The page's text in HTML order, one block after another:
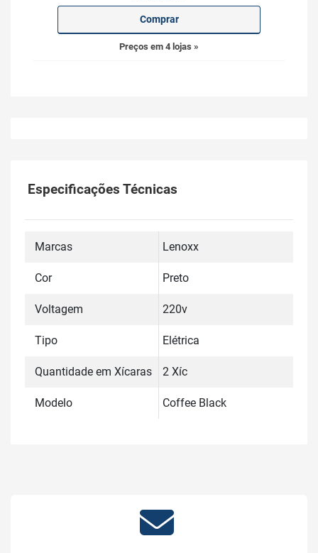
Comprar
Preços em 4 lojas »
Especificações Técnicas
Marcas Lenoxx
Cor Preto
Voltagem 220v
Tipo Elétrica
Quantidade em Xícaras 2 Xíc
Modelo Coffee Black